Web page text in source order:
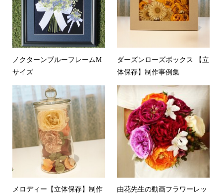
ノクターンブルーフレームM
サイズ
ダーズンローズボックス 【立
体保存】制作事例集
メロディー【立体保存】制作
由花先生の動画フラワーレッ